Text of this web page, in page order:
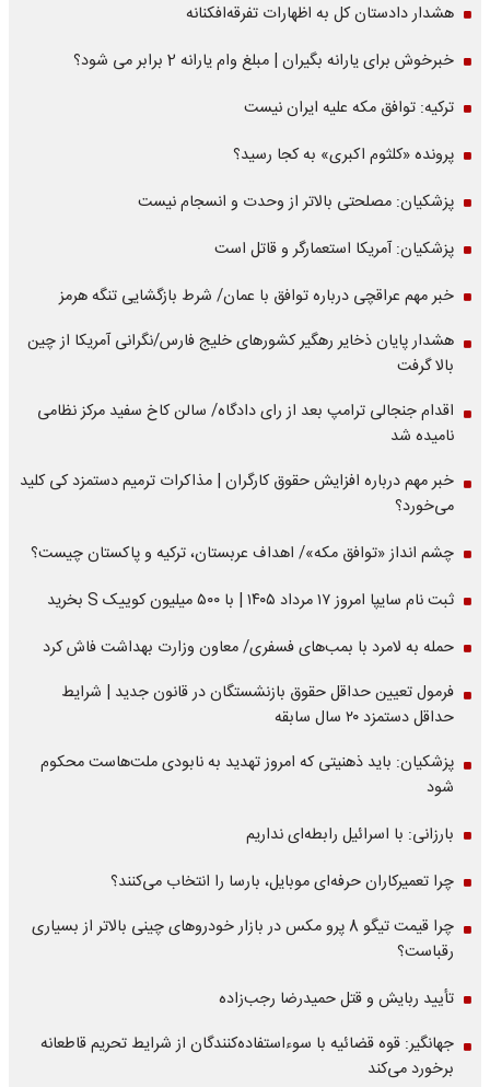
هشدار دادستان کل به اظهارات تفرقه‌افکنانه
خبرخوش برای یارانه بگیران | مبلغ وام یارانه 2 برابر می شود؟
ترکیه: توافق مکه علیه ایران نیست
پرونده «کلثوم اکبری» به کجا رسید؟
پزشکیان: مصلحتی بالاتر از وحدت و انسجام نیست
پزشکیان: آمریکا استعمارگر و قاتل است
خبر مهم عراقچی درباره توافق با عمان/ شرط بازگشایی تنگه هرمز
هشدار پایان ذخایر رهگیر کشورهای خلیج فارس/نگرانی آمریکا از چین
بالا گرفت
اقدام جنجالی ترامپ بعد از رای دادگاه/ سالن کاخ سفید مرکز نظامی
نامیده شد
خبر مهم درباره افزایش حقوق کارگران | مذاکرات ترمیم دستمزد کی کلید
می‌خورد؟
چشم انداز «توافق مکه»/ اهداف عربستان، ترکیه و پاکستان چیست؟
ثبت نام سایپا امروز ۱۷ مرداد ۱۴۰۵ | با ۵۰۰ میلیون کوییک S بخرید
حمله به لامرد با بمب‌های فسفری/ معاون وزارت بهداشت فاش کرد
فرمول تعیین حداقل حقوق بازنشستگان در قانون جدید | شرایط
حداقل دستمزد ۲۰ سال سابقه
پزشکیان: باید ذهنیتی که امروز تهدید به نابودی ملت‌هاست محکوم
شود
بارزانی: با اسرائیل رابطه‌ای نداریم
چرا تعمیرکاران حرفه‌ای موبایل، بارسا را انتخاب می‌کنند؟
چرا قیمت تیگو 8 پرو مکس در بازار خودروهای چینی بالاتر از بسیاری
رقباست؟
تأیید ربایش و قتل حمیدرضا رجب‌زاده
جهانگیر: قوه قضائیه با سوءاستفاده‌کنندگان از شرایط تحریم قاطعانه
برخورد می‌کند